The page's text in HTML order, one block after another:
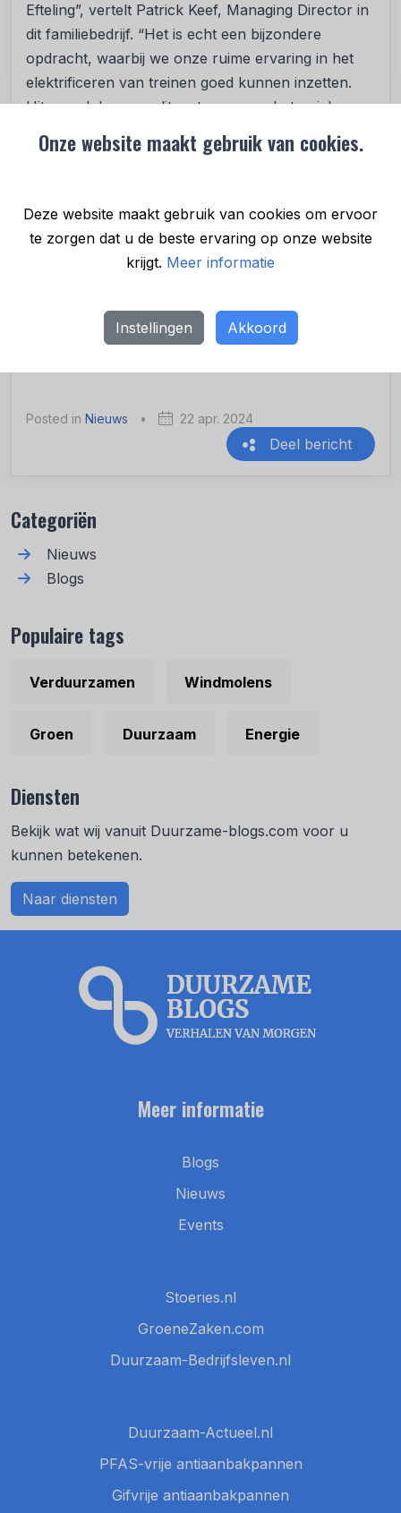
Onze website maakt gebruik van cookies.
Deze website maakt gebruik van cookies om ervoor
te zorgen dat u de beste ervaring op onze website
krijgt. Meer informatie
Instellingen Akkoord
Efteling”, vertelt Patrick Keef, Managing Director in
dit familiebedrijf. “Het is echt een bijzondere
opdracht, waarbij we onze ruime ervaring in het
elektrificeren van treinen goed kunnen inzetten.
Uiteraard doen we dit met oog voor het unieke
karakter van de stoomtreinen. We zorgen ervoor
dat alle onderdelen blijven behouden ten behoeve
Britse leverancier de vierde en laatste locomotief
voor de Efteling Stoomtrein Maatschappij, Trijntje.
Het familiebedrijf is een autoriteit op gebied van
Posted in Nieuws • 22 apr. 2024
Deel bericht
Categoriën
Nieuws
Blogs
Populaire tags
Verduurzamen Windmolens
Groen Duurzaam Energie
Diensten
Bekijk wat wij vanuit Duurzame-blogs.com voor u
kunnen betekenen.
Naar diensten
Meer informatie
Blogs
Nieuws
Events
Stoeries.nl
GroeneZaken.com
Duurzaam-Bedrijfsleven.nl
Duurzaam-Actueel.nl
PFAS-vrije antiaanbakpannen
Gifvrije antiaanbakpannen